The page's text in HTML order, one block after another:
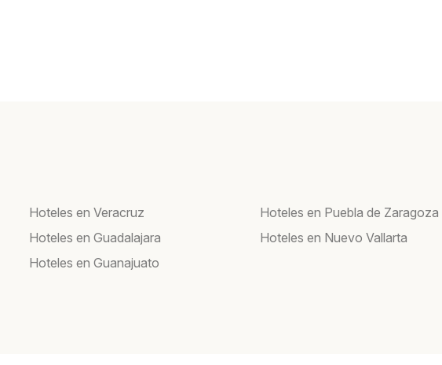
Hoteles en Veracruz
Hoteles en Guadalajara
Hoteles en Guanajuato
Hoteles en Puebla de Zaragoza
Hoteles en Nuevo Vallarta